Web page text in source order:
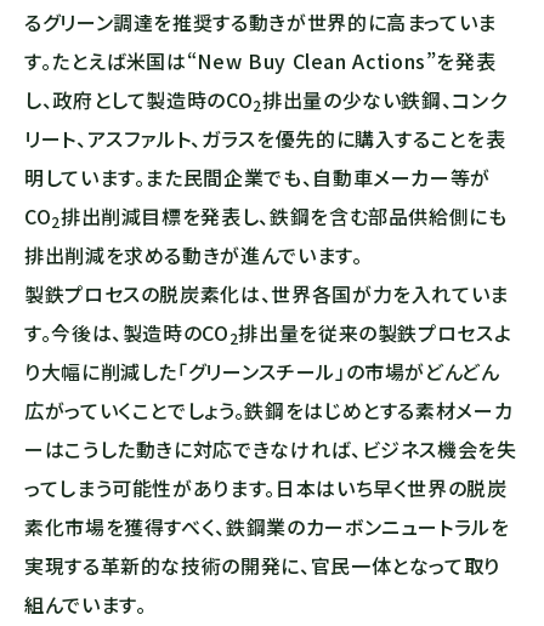
るグリーン調達を推奨する動きが世界的に高まっていま
す。たとえば米国は“New Buy Clean Actions”を発表
し、政府として製造時のCO2排出量の少ない鉄鋼、コンク
リート、アスファルト、ガラスを優先的に購入することを表
明しています。また民間企業でも、自動車メーカー等が
CO2排出削減目標を発表し、鉄鋼を含む部品供給側にも
排出削減を求める動きが進んでいます。
製鉄プロセスの脱炭素化は、世界各国が力を入れていま
す。今後は、製造時のCO2排出量を従来の製鉄プロセスよ
り大幅に削減した「グリーンスチール」の市場がどんどん
広がっていくことでしょう。鉄鋼をはじめとする素材メーカ
ーはこうした動きに対応できなければ、ビジネス機会を失
ってしまう可能性があります。日本はいち早く世界の脱炭
素化市場を獲得すべく、鉄鋼業のカーボンニュートラルを
実現する革新的な技術の開発に、官民一体となって取り
組んでいます。